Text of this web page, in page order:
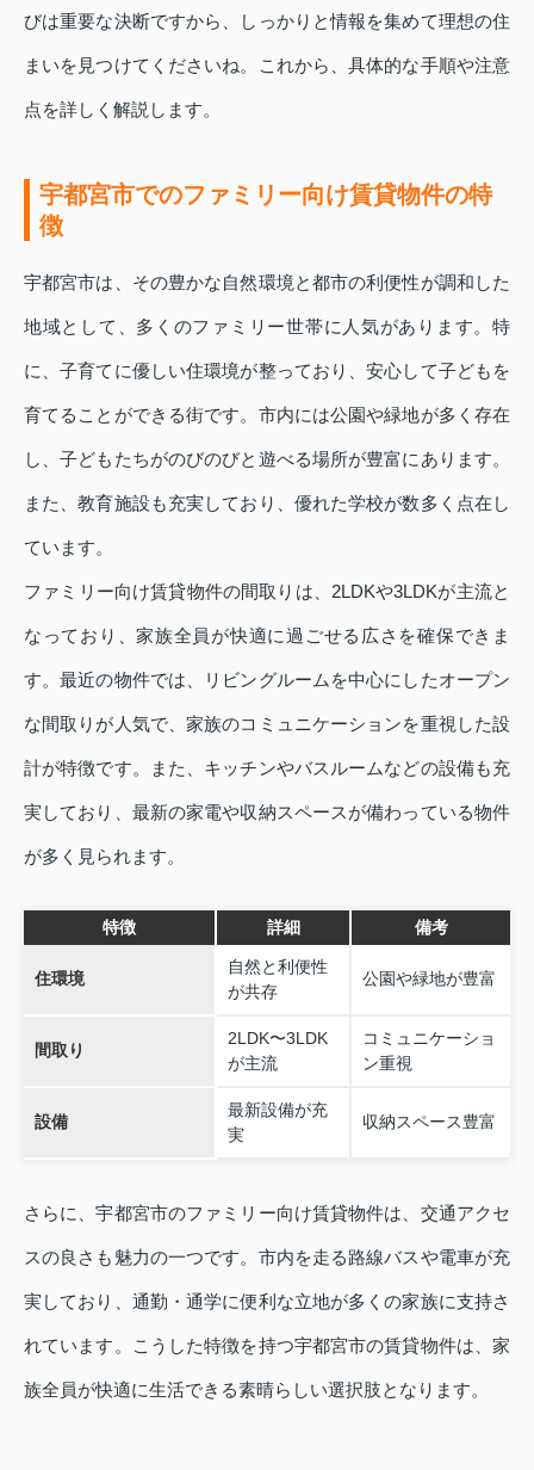
びは重要な決断ですから、しっかりと情報を集めて理想の住
まいを見つけてくださいね。これから、具体的な手順や注意
点を詳しく解説します。
宇都宮市でのファミリー向け賃貸物件の特
徴
宇都宮市は、その豊かな自然環境と都市の利便性が調和した
地域として、多くのファミリー世帯に人気があります。特
に、子育てに優しい住環境が整っており、安心して子どもを
育てることができる街です。市内には公園や緑地が多く存在
し、子どもたちがのびのびと遊べる場所が豊富にあります。
また、教育施設も充実しており、優れた学校が数多く点在し
ています。
ファミリー向け賃貸物件の間取りは、2LDKや3LDKが主流と
なっており、家族全員が快適に過ごせる広さを確保できま
す。最近の物件では、リビングルームを中心にしたオープン
な間取りが人気で、家族のコミュニケーションを重視した設
計が特徴です。また、キッチンやバスルームなどの設備も充
実しており、最新の家電や収納スペースが備わっている物件
が多く見られます。
特徴 詳細 備考
住環境
自然と利便性
が共存
公園や緑地が豊富
間取り
2LDK〜3LDK
が主流
コミュニケーショ
ン重視
設備
最新設備が充
実
収納スペース豊富
さらに、宇都宮市のファミリー向け賃貸物件は、交通アクセ
スの良さも魅力の一つです。市内を走る路線バスや電車が充
実しており、通勤・通学に便利な立地が多くの家族に支持さ
れています。こうした特徴を持つ宇都宮市の賃貸物件は、家
族全員が快適に生活できる素晴らしい選択肢となります。